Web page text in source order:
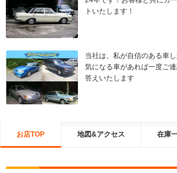
トいたします！
当社は、私が自信のある車
気になる車があれば一度ご
答えいたします
お店TOP 地図&アクセス 在庫